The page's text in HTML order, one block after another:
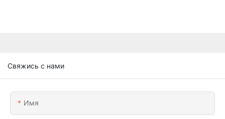
Свяжись с нами
Имя